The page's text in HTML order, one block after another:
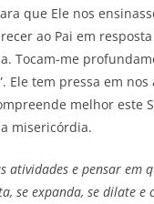
que Ele nos
ao Pai em
Tocam-me
tem pressa em
melhor este
misericórdia.
e pensar em
se expanda, se dilate e